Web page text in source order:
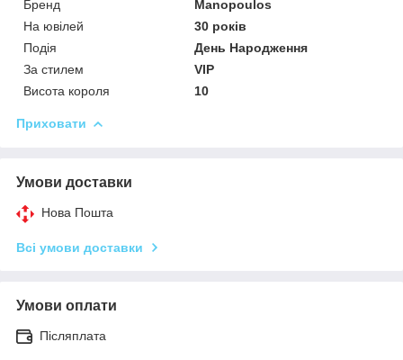
Бренд
Manopoulos
На ювілей
30 років
Подія
День Народження
За стилем
VIP
Висота короля
10
Приховати
Умови доставки
Нова Пошта
Всі умови доставки
Умови оплати
Післяплата